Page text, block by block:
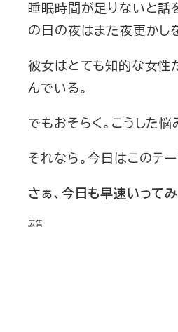
睡眠時間が足りないと話
の日の夜はまた夜更かしを
彼女はとても知的な女性
んでいる。
でもおそらく。こうした
それなら。今日はこのテ
さぁ、今日も早速いって
広告